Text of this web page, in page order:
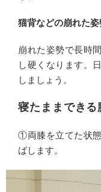
猫背などの崩れた姿
崩れた姿勢で長時
し硬くなります。
しましょう。
寝たままでき
①両膝を立てた状
ばします。